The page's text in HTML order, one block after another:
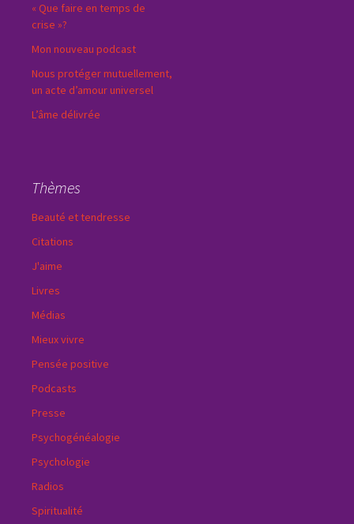
« Que faire en temps de
crise »?
Mon nouveau podcast
Nous protéger mutuellement,
un acte d’amour universel
L’âme délivrée
Thèmes
Beauté et tendresse
Citations
J'aime
Livres
Médias
Mieux vivre
Pensée positive
Podcasts
Presse
Psychogénéalogie
Psychologie
Radios
Spiritualité